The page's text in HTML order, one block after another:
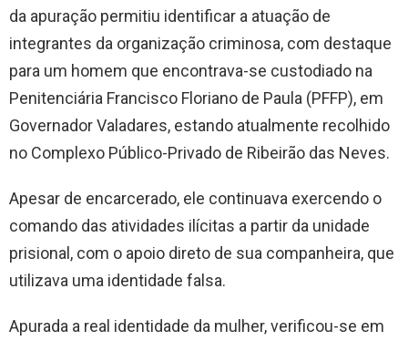
da apuração permitiu identificar a atuação de
integrantes da organização criminosa, com destaque
para um homem que encontrava-se custodiado na
Penitenciária Francisco Floriano de Paula (PFFP), em
Governador Valadares, estando atualmente recolhido
no Complexo Público-Privado de Ribeirão das Neves.
Apesar de encarcerado, ele continuava exercendo o
comando das atividades ilícitas a partir da unidade
prisional, com o apoio direto de sua companheira, que
utilizava uma identidade falsa.
Apurada a real identidade da mulher, verificou-se em